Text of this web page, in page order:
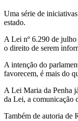
Uma série de
estado.
A Lei nº 6.290 de
o direito de serem
A intenção do
favorecem, é mais do
A Lei Maria da Penha
da Lei, a comunicação
Também de autoria de